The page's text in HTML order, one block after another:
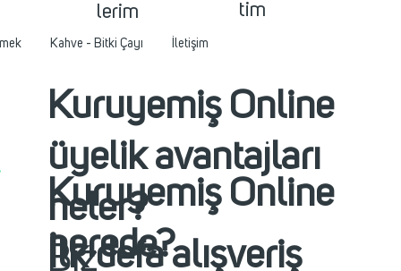
lerim
tim
Kahve - Bitki Çayı İletişim
Kuruyemiş Online
üyelik avantajları
neler?
Biz
Kuruyemiş Online
nerede?
İlk defa alışveriş